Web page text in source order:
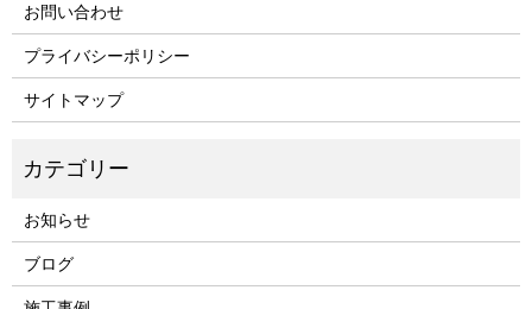
お問い合わせ
プライバシーポリシー
サイトマップ
お知らせ
ブログ